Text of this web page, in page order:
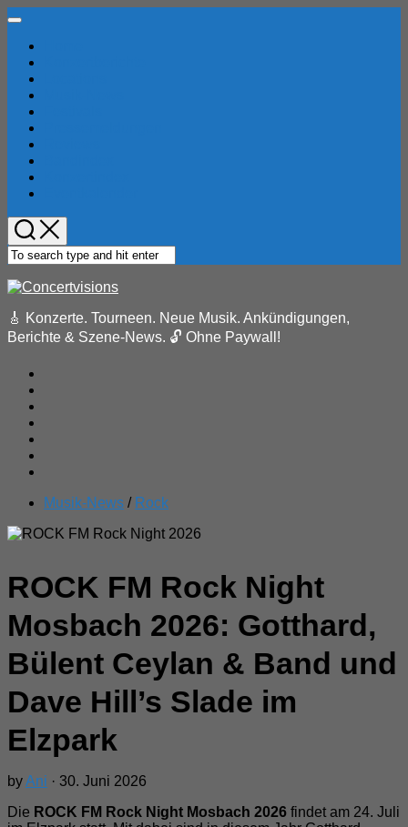
Skip
content
Expand
🎸 Konzerte. Tourneen. Neue Musik. Ankündigungen,
Berichte & Szene-News. 🔓 Ohne Paywall!
Musik-News / Rock
ROCK FM Rock Night
Mosbach 2026: Gotthard,
Bülent Ceylan & Band und
Dave Hill’s Slade im
Elzpark
byAni · 30. Juni 2026
Die ROCK FM Rock Night Mosbach 2026 findet am 24. Juli